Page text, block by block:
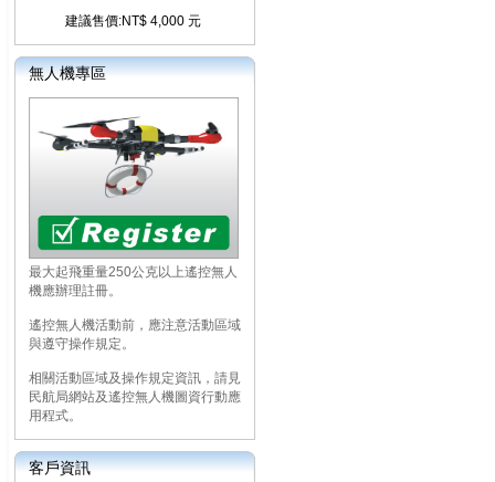
建議售價:NT$ 4,000 元
無人機專區
最大起飛重量250公克以上遙控無人
機應辦理註冊。
遙控無人機活動前，應注意活動區域
與遵守操作規定。
相關活動區域及操作規定資訊，請見
民航局網站及遙控無人機圖資行動應
用程式。
客戶資訊